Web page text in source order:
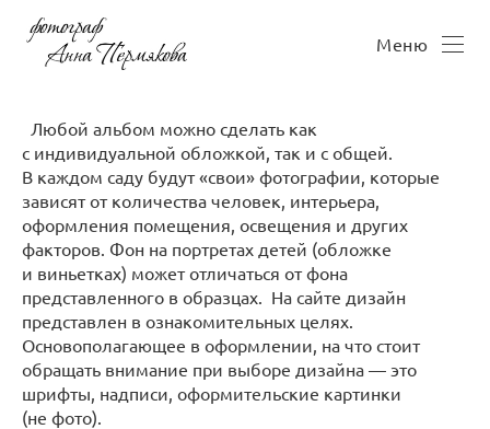
Меню
Любой альбом можно сделать как
с индивидуальной обложкой, так и с общей.
В каждом саду будут «свои» фотографии, которые
зависят от количества человек, интерьера,
оформления помещения, освещения и других
факторов. Фон на портретах детей (обложке
и виньетках) может отличаться от фона
представленного в образцах. На сайте дизайн
представлен в ознакомительных целях.
Основополагающее в оформлении, на что стоит
обращать внимание при выборе дизайна — это
шрифты, надписи, оформительские картинки
(не фото).